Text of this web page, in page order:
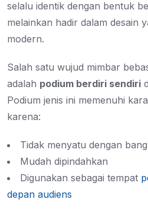
selalu identik dengan bentuk
melainkan hadir dalam desain
modern.
Salah satu wujud mimbar
adalah podium berdiri sendiri
Podium jenis ini memenuhi
karena:
Tidak menyatu dengan
Mudah dipindahkan
Digunakan sebagai tempat
depan audiens